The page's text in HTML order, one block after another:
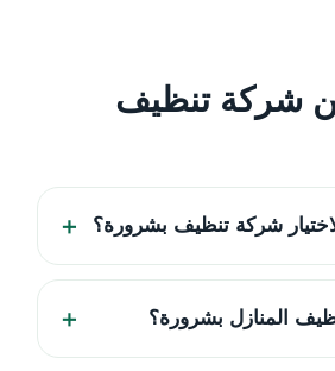
شركة تنظيف
شركة تنظيف بشرورة؟
المنازل بشرورة؟